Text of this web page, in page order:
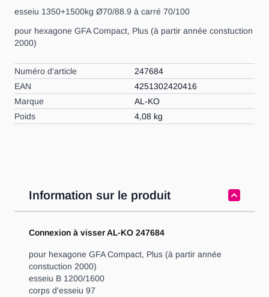
esseiu 1350+1500kg Ø70/88.9 à carré 70/100
pour hexagone GFA Compact, Plus (à partir année constuction
2000)
Numéro d'article
247684
EAN
4251302420416
Marque
AL-KO
Poids
4,08 kg
Information sur le produit
Connexion à visser AL-KO 247684
pour hexagone GFA Compact, Plus (à partir année
constuction 2000)
esseiu B 1200/1600
corps d'esseiu 97